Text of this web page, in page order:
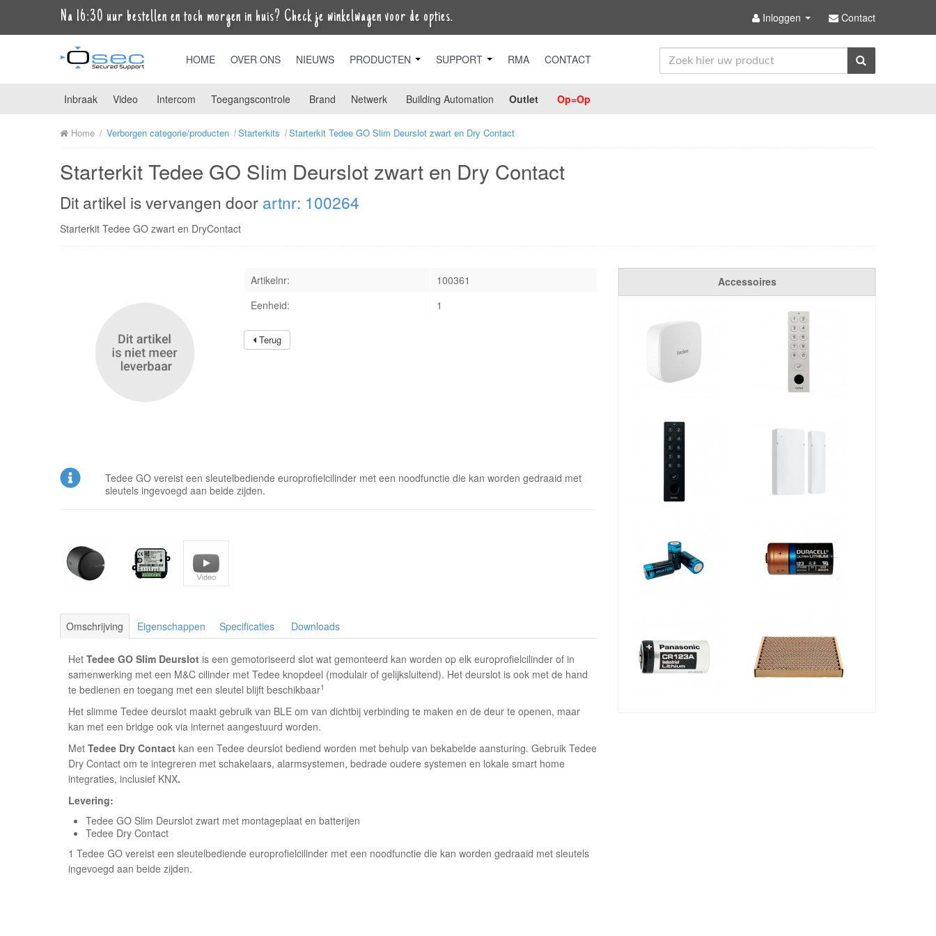
Na 16:30 uur bestellen en toch morgen in huis? Check je winkelwagen voor de opties. Inloggen Contact
HOME OVER ONS NIEUWS PRODUCTEN SUPPORT RMA CONTACT
Inbraak Video Intercom Toegangscontrole Brand Netwerk Building Automation Outlet Op=Op
Home Verborgen categorie/producten Starterkits Starterkit Tedee GO Slim Deurslot zwart en Dry Contact
Starterkit Tedee GO Slim Deurslot zwart en Dry Contact
Dit artikel is vervangen door artnr: 100264
Starterkit Tedee GO zwart en DryContact
Artikelnr:
100361
Eenheid:
1
Terug
Tedee GO vereist een sleutelbediende europrofielcilinder met een noodfunctie die kan worden gedraaid met
sleutels ingevoegd aan beide zijden.
Omschrijving Eigenschappen Specificaties Downloads
Het Tedee GO Slim Deurslot is een gemotoriseerd slot wat gemonteerd kan worden op elk europrofielcilinder of in
samenwerking met een M&C cilinder met Tedee knopdeel (modulair of gelijksluitend). Het deurslot is ook met de hand
te bedienen en toegang met een sleutel blijft beschikbaar1
Het slimme Tedee deurslot maakt gebruik van BLE om van dichtbij verbinding te maken en de deur te openen, maar
kan met een bridge ook via internet aangestuurd worden.
Met Tedee Dry Contact kan een Tedee deurslot bediend worden met behulp van bekabelde aansturing. Gebruik Tedee
Dry Contact om te integreren met schakelaars, alarmsystemen, bedrade oudere systemen en lokale smart home
integraties, inclusief KNX.
Levering:
Tedee GO Slim Deurslot zwart met montageplaat en batterijen
Tedee Dry Contact
1 Tedee GO vereist een sleutelbediende europrofielcilinder met een noodfunctie die kan worden gedraaid met sleutels
ingevoegd aan beide zijden.
Accessoires